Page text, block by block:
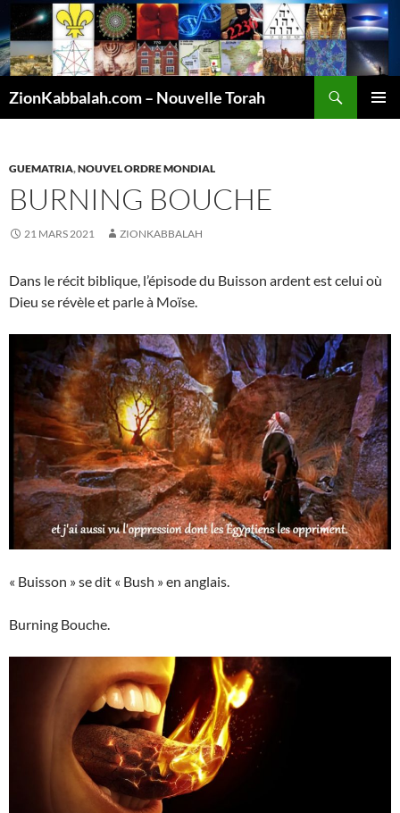
ZionKabbalah.com – Nouvelle Torah
GUEMATRIA,NOUVEL ORDRE MONDIAL
BURNING BOUCHE
21 MARS 2021 ZIONKABBALAH
Dans le récit biblique, l’épisode du Buisson ardent est celui où
Dieu se révèle et parle à Moïse.
« Buisson » se dit « Bush » en anglais.
Burning Bouche.